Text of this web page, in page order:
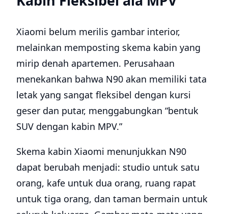
Xiaomi belum merilis gambar interior,
melainkan memposting skema kabin yang
mirip denah apartemen. Perusahaan
menekankan bahwa N90 akan memiliki tata
letak yang sangat fleksibel dengan kursi
geser dan putar, menggabungkan “bentuk
SUV dengan kabin MPV.”
Skema kabin Xiaomi menunjukkan N90
dapat berubah menjadi: studio untuk satu
orang, kafe untuk dua orang, ruang rapat
untuk tiga orang, dan taman bermain untuk